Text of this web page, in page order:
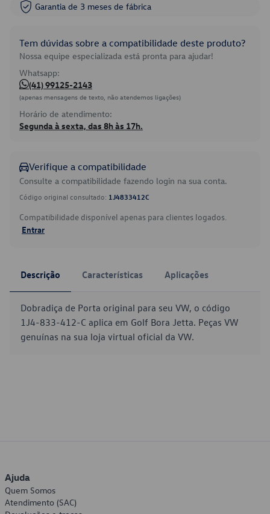
Garantia de 3 meses de fábrica
Tem dúvidas sobre a compatibilidade deste produto?
Nossa equipe especializada está pronta para ajudar!
Whatsapp:
(41) 99125-2143
(apenas mensagens de texto, não atendemos ligações)
Horário de atendimento:
Segunda à sexta, das 8h às 17h.
Verifique a compatibilidade
Consulte a compatibilidade fazendo login na sua conta.
Código original consultado: 1J4833412C
Compatibilidade disponível apenas para clientes logados.
Entrar
Descrição Características Aplicações
Dobradiça de Porta original para seu VW, o código
1J4-833-412-C aplica em Golf Bora Jetta. Peças VW
genuínas na sua loja virtual oficial da VW.
Ajuda
Quem Somos
Atendimento (SAC)